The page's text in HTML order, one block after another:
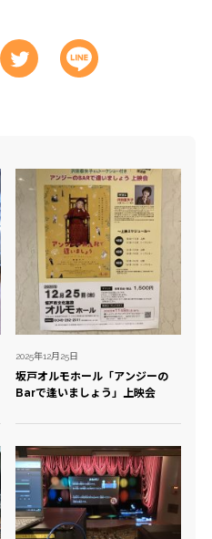
2025年12月25日
坂戸オルモホール「アンジーの
Barで逢いましょう」上映会